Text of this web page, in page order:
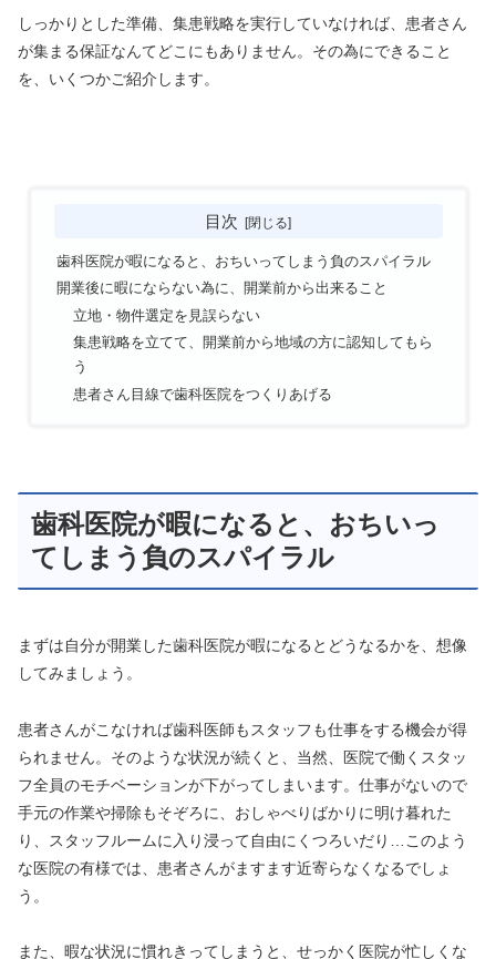
しっかりとした準備、集患戦略を実行していなければ、患者さん
が集まる保証なんてどこにもありません。その為にできること
を、いくつかご紹介します。
目次
歯科医院が暇になると、おちいってしまう負のスパイラル
開業後に暇にならない為に、開業前から出来ること
立地・物件選定を見誤らない
集患戦略を立てて、開業前から地域の方に認知してもら
う
患者さん目線で歯科医院をつくりあげる
歯科医院が暇になると、おちいっ
てしまう負のスパイラル
まずは自分が開業した歯科医院が暇になるとどうなるかを、想像
してみましょう。
患者さんがこなければ歯科医師もスタッフも仕事をする機会が得
られません。そのような状況が続くと、当然、医院で働くスタッ
フ全員のモチベーションが下がってしまいます。仕事がないので
手元の作業や掃除もそぞろに、おしゃべりばかりに明け暮れた
り、スタッフルームに入り浸って自由にくつろいだり…このよう
な医院の有様では、患者さんがますます近寄らなくなるでしょ
う。
また、暇な状況に慣れきってしまうと、せっかく医院が忙しくな